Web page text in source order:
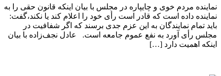
نماینده مردم خوی و چایپاره در مجلس با بیان اینکه قانون حقی را به
نماینده داده است که قادر است رأی خود را اعلام کند یا نکند،گفت:
باید تمام نمایندگان به این عزم جدی برسند که اگر شفافیت در
مجلس رأی آورد به نفع عموم جامعه است. عادل نجف‌زاده با بیان
اینکه اهمیت دارد […]